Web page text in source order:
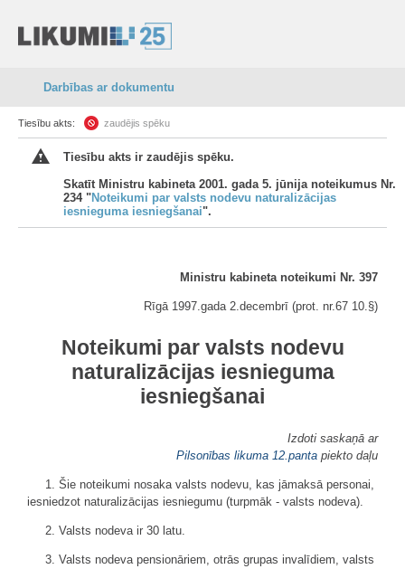
Darbības ar dokumentu
Tiesību akts: zaudējis spēku
Tiesību akts ir zaudējis spēku.
Skatīt Ministru kabineta 2001. gada 5. jūnija noteikumus Nr.
234 "Noteikumi par valsts nodevu naturalizācijas
iesnieguma iesniegšanai".
Ministru kabineta noteikumi Nr. 397
Rīgā 1997.gada 2.decembrī (prot. nr.67 10.§)
Noteikumi par valsts nodevu
naturalizācijas iesnieguma
iesniegšanai
Izdoti saskaņā ar
Pilsonības likuma 12.panta piekto daļu
1. Šie noteikumi nosaka valsts nodevu, kas jāmaksā personai,
iesniedzot naturalizācijas iesniegumu (turpmāk - valsts nodeva).
2. Valsts nodeva ir 30 latu.
3. Valsts nodeva pensionāriem, otrās grupas invalīdiem, valsts